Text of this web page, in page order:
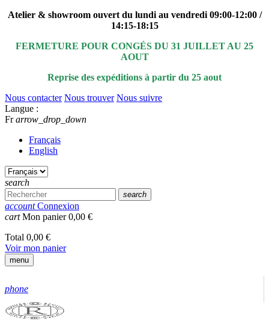
Atelier & showroom ouvert du lundi au vendredi 09:00-12:00 /
14:15-18:15
FERMETURE POUR CONGÉS DU 31 JUILLET AU 25
AOUT
Reprise des expéditions à partir du 25 aout
Nous contacter Nous trouver Nous suivre
Langue :
Fr arrow_drop_down
Français
English
search
search
account Connexion
cart Mon panier0,00 €
Total 0,00 €
Voir mon panier
menu
phone